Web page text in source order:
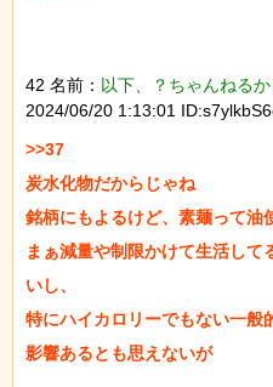
42 名前： 以下、？ちゃんねる
2024/06/20 1:13:01
>>37
炭水化物だからじゃね
銘柄にもよるけど、素麺って油
まぁ減量や制限かけて生活して
いし、
特にハイカロリーでもない一般
影響あるとも思えないが